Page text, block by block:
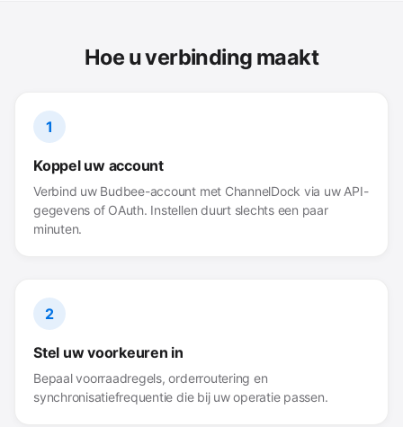
Hoe u verbinding maakt
1
Koppel uw account
Verbind uw Budbee-account met ChannelDock via uw API-
gegevens of OAuth. Instellen duurt slechts een paar
minuten.
2
Stel uw voorkeuren in
Bepaal voorraadregels, orderroutering en
synchronisatiefrequentie die bij uw operatie passen.